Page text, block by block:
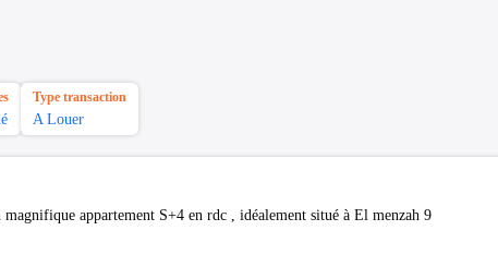
Type transaction
A Louer
appartement S+4 en rdc , idéalement situé à El menzah 9